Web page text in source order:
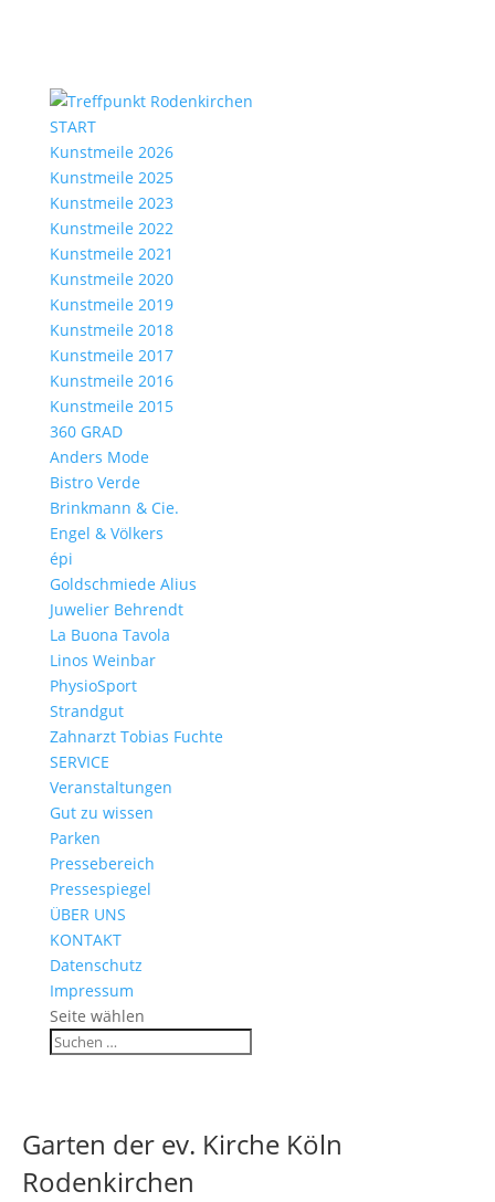
START
Kunstmeile 2026
Kunstmeile 2025
Kunstmeile 2023
Kunstmeile 2022
Kunstmeile 2021
Kunstmeile 2020
Kunstmeile 2019
Kunstmeile 2018
Kunstmeile 2017
Kunstmeile 2016
Kunstmeile 2015
360 GRAD
Anders Mode
Bistro Verde
Brinkmann & Cie.
Engel & Völkers
épi
Goldschmiede Alius
Juwelier Behrendt
La Buona Tavola
Linos Weinbar
PhysioSport
Strandgut
Zahnarzt Tobias Fuchte
SERVICE
Veranstaltungen
Gut zu wissen
Parken
Pressebereich
Pressespiegel
ÜBER UNS
KONTAKT
Datenschutz
Impressum
Seite wählen
Garten der ev. Kirche Köln
Rodenkirchen